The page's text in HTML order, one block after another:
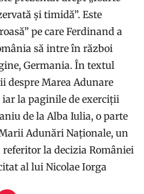
și timidă”. Este
pe care Ferdinand a
să intre în război
Germania. În textul
despre Marea Adunare
la paginile de exerciții
de la Alba Iulia, o parte
Adunări Naționale, un
la decizia României
al lui Nicolae Iorga